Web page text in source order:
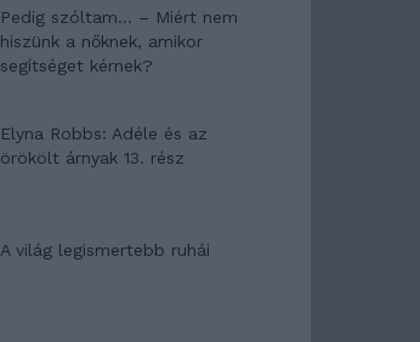
Pedig szóltam… – Miért nem
hiszünk a nőknek, amikor
segítséget kérnek?
Elyna Robbs: Adéle és az
örökölt árnyak 13. rész
A világ legismertebb ruhái